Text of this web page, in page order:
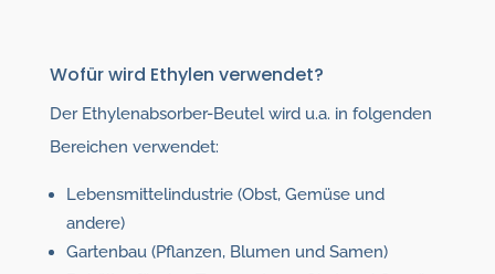
Wofür wird Ethylen verwendet?
Der Ethylenabsorber-Beutel wird u.a. in folgenden
Bereichen verwendet:
Lebensmittelindustrie (Obst, Gemüse und
andere)
Gartenbau (Pflanzen, Blumen und Samen)